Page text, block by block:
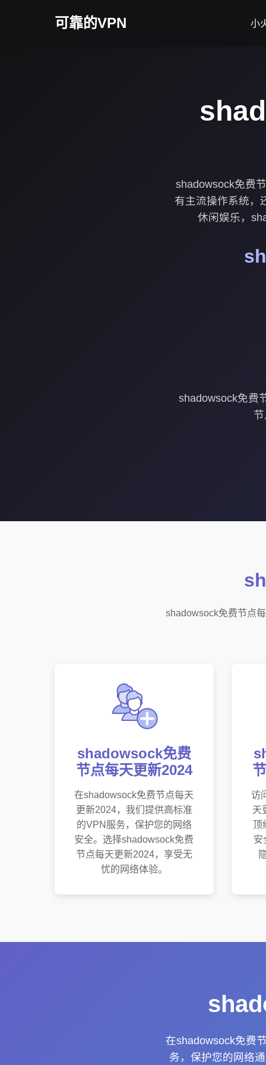
可靠的VPN 小
shadowsock免费
有主流操作系统，
休闲娱乐，
shadowsock免费
shadowsock免费节点
shadowsock免费
节点每天更新2024
在shadowsock免费节点每天
更新2024，我们提供高标准
的VPN服务，保护您的网络
安全。选择shadowsock免费
节点每天更新2024，享受无
忧的网络体验。
访
天
安
在shadowsock免费
务，保护您的网络